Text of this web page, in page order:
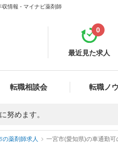
情報 - マイナビ薬剤師
最近見た求人
0
転職相談会 転職ノ
努めます。
の薬剤師求人 一宮市(愛知県)の車通勤